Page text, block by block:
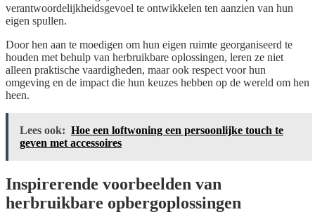
verantwoordelijkheidsgevoel te ontwikkelen ten aanzien van hun
eigen spullen.
Door hen aan te moedigen om hun eigen ruimte georganiseerd te
houden met behulp van herbruikbare oplossingen, leren ze niet
alleen praktische vaardigheden, maar ook respect voor hun
omgeving en de impact die hun keuzes hebben op de wereld om hen
heen.
Lees ook: Hoe een loftwoning een persoonlijke touch te
geven met accessoires
Inspirerende voorbeelden van
herbruikbare opbergoplossingen